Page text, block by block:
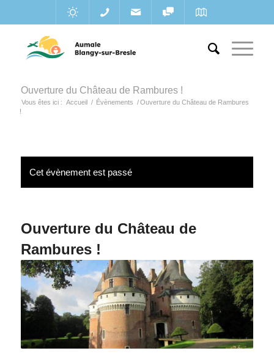
Ouverture du Château de Rambures !
Vous êtes ici : Accueil / Évènements / Ouverture du Château de Rambures
!
Cet évènement est passé
Ouverture du Château de
Rambures !